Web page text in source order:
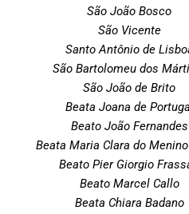
São João Bosco
São Vicente
Santo Antônio de
São Bartolomeu dos
São João de Brito
Beata Joana de
Beato João Fernandes
Beata Maria Clara do
Beato Pier Giorgio
Beato Marcel Callo
Beata Chiara Badano